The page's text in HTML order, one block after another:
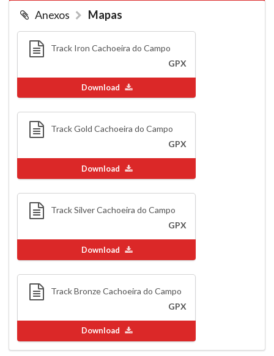
Anexos Mapas
Track Iron Cachoeira do Campo
GPX
Download
Track Gold Cachoeira do Campo
GPX
Download
Track Silver Cachoeira do Campo
GPX
Download
Track Bronze Cachoeira do Campo
GPX
Download